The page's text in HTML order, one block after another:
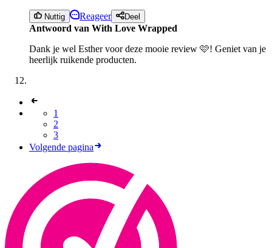
Nuttig Reageer Deel
Antwoord van With Love Wrapped
Dank je wel Esther voor deze mooie review 🩷! Geniet van je
heerlijk ruikende producten.
1
2
3
Volgende pagina